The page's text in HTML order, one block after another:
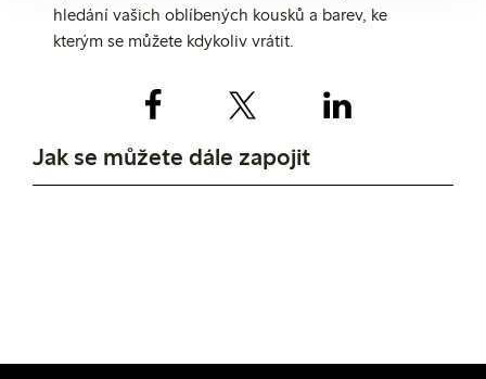
hledání vašich oblíbených kousků a barev, ke
kterým se můžete kdykoliv vrátit.
Jak se můžete dále zapojit
Starejte se o své